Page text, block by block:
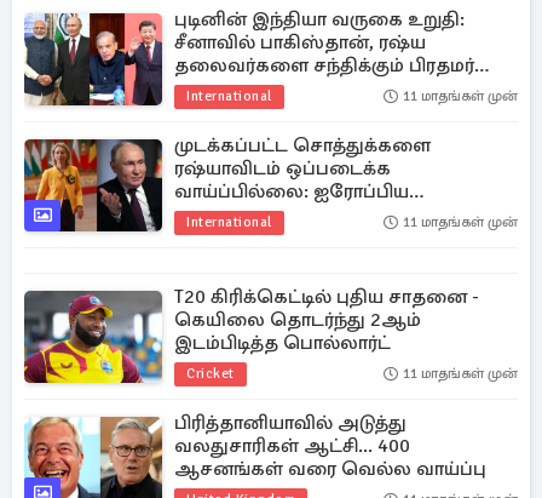
புடினின் இந்தியா வருகை உறுதி:
சீனாவில் பாகிஸ்தான், ரஷ்ய
தலைவர்களை சந்திக்கும் பிரதமர்
மோடி
International 11 மாதங்கள் முன்
முடக்கப்பட்ட சொத்துக்களை
ரஷ்யாவிடம் ஒப்படைக்க
வாய்ப்பில்லை: ஐரோப்பிய
ஒன்றியத்தின் கல்லாஸ் திட்டவட்டம்
International 11 மாதங்கள் முன்
T20 கிரிக்கெட்டில் புதிய சாதனை -
கெயிலை தொடர்ந்து 2ஆம்
இடம்பிடித்த பொல்லார்ட்
Cricket 11 மாதங்கள் முன்
பிரித்தானியாவில் அடுத்து
வலதுசாரிகள் ஆட்சி... 400
ஆசனங்கள் வரை வெல்ல வாய்ப்பு